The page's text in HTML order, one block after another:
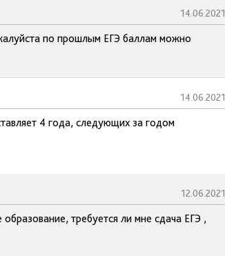
14.06.2021
по прошлым ЕГЭ баллам можно
14.06.2021
4 года, следующих за годом
12.06.2021
требуется ли мне сдача ЕГЭ ,